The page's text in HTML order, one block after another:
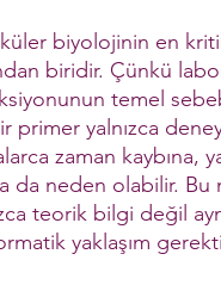
biyolojinin en
biridir. Çünkü
temel
primer yalnızca
zaman kaybına,
da neden olabilir.
teorik bilgi değil
yaklaşım